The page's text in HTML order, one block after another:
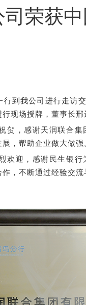
荣获
到我公司进行走访
现场授牌，董事长邢
贺，感谢天润联合
，帮助企业做大做强
欢迎，感谢民生银
，不断通过经验交